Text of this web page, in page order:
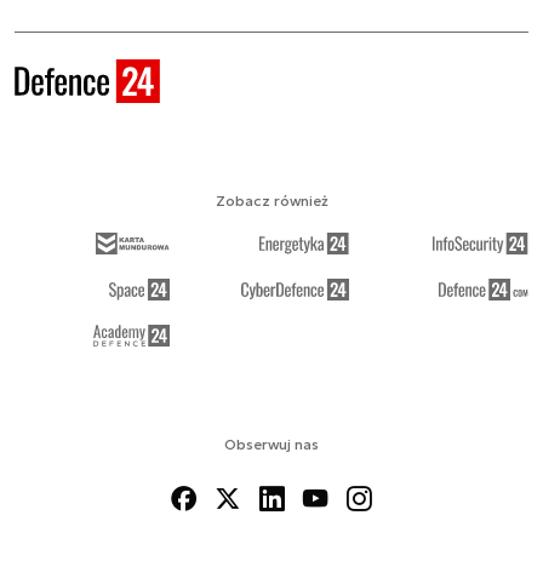
Obserwuj nas
Zobacz również